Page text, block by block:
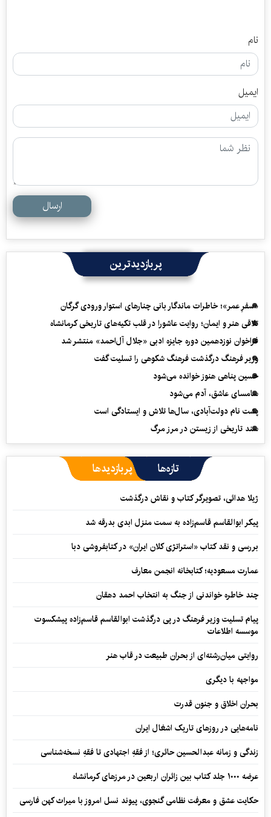
نام
ایمیل
ارسال
پربازدیدترین
«سفرِ عمر»؛ خاطرات ماندگار بانی چنارهای استوار ورودی گرگان
تلاقی هنر و ایمان؛ روایت عاشورا در قلب تکیه‌های تاریخی کرمانشاه
فراخوان نوزدهمین دوره جایزه ادبی «جلال آل‌احمد» منتشر شد
وزیر فرهنگ درگذشت فرهنگ شکوهی را تسلیت گفت
حسین پناهی هنوز خوانده می‌شود
سامسای عاشق، آدم می‌شود
پشت نام دولت‌آبادی، سال‌ها تلاش و ایستادگی است
سند تاریخی از زیستن در مرز مرگ
تازه‌ها پربازدیدها
ژیلا هدائی، تصویرگر کتاب و نقاش درگذشت
پیکر ابوالقاسم قاسم‌زاده به سمت منزل ابدی بدرقه شد
بررسی و نقد کتاب «استراتژی کلان ایران» در کتابفروشی دبا
عمارت مسعودیه؛ کتابخانه انجمن معارف
چند خاطره خواندنی از جنگ به انتخاب احمد دهقان
پیام تسلیت وزیر فرهنگ در پی درگذشت ابوالقاسم قاسم‌زاده پیشکسوت
موسسه اطلاعات
روایتی میان‌رشته‌ای از بحران طبیعت در قاب هنر
مواجهه با دیگری
بحران اخلاق و جنون قدرت
نامه‌هایی در روزهای تاریک اشغال ایران
زندگی و زمانه عبدالحسین حائری؛ از فقهِ اجتهادی تا فقهِ نسخه‌شناسی
عرضه ۱۰۰۰ جلد کتاب بین زائران اربعین در مرزهای کرمانشاه
حکایت عشق و معرفت نظامی گنجوی، پیوند نسل امروز با میراث کهن فارسی